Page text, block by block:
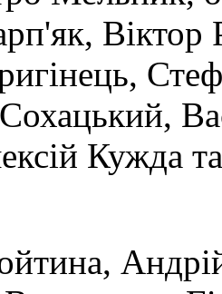
Кужда
,